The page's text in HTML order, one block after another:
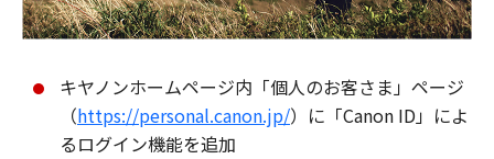
キヤノンホームページ内「個人のお客さま」ページ
（https://personal.canon.jp/）に「Canon ID」によ
るログイン機能を追加